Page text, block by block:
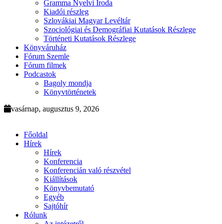
Gramma Nyelvi Iroda
Kiadói részleg
Szlovákiai Magyar Levéltár
Szociológiai és Demográfiai Kutatások Részlege
Történeti Kutatások Részlege
Könyváruház
Fórum Szemle
Fórum filmek
Podcastok
Bagoly mondja
Könyvtörténetek
vasárnap, augusztus 9, 2026
Főoldal
Hírek
Hírek
Konferencia
Konferencián való részvétel
Kiállítások
Könyvbemutató
Egyéb
Sajtóhír
Rólunk